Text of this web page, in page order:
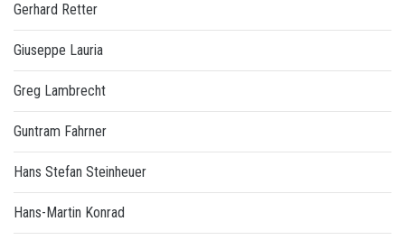
Gerhard Retter
Giuseppe Lauria
Greg Lambrecht
Guntram Fahrner
Hans Stefan Steinheuer
Hans-Martin Konrad